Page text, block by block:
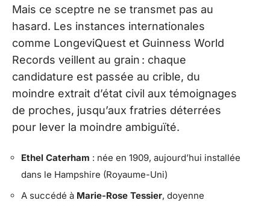
Mais ce sceptre ne se transmet pas au
hasard. Les instances internationales
comme LongeviQuest et Guinness World
Records veillent au grain : chaque
candidature est passée au crible, du
moindre extrait d’état civil aux témoignages
de proches, jusqu’aux fratries déterrées
pour lever la moindre ambiguïté.
Ethel Caterham : née en 1909, aujourd’hui installée
dans le Hampshire (Royaume-Uni)
A succédé à Marie-Rose Tessier, doyenne